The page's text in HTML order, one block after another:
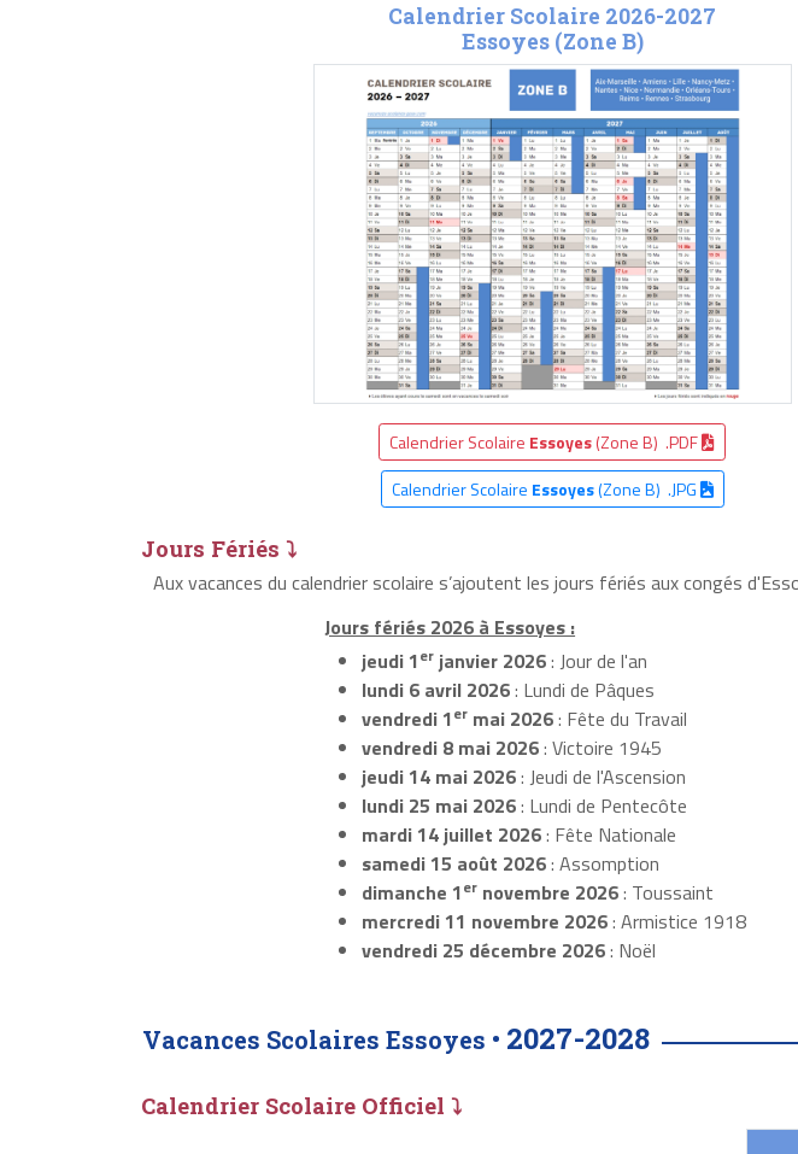
Calendrier Scolaire 2026-2027
Essoyes (Zone B)
Calendrier Scolaire Essoyes(Zone B) .PDF
Calendrier Scolaire Essoyes(Zone B) .JPG
Jours Fériés ⤵
Aux vacances du calendrier scolaire s’ajoutent les jours fériés aux congés
Jours fériés 2026 à Essoyes :
jeudi 1erjanvier 2026: Jour de l'an
lundi 6 avril 2026: Lundi de Pâques
vendredi 1ermai 2026: Fête du Travail
vendredi 8 mai 2026: Victoire 1945
jeudi 14 mai 2026: Jeudi de l'Ascension
lundi 25 mai 2026: Lundi de Pentecôte
mardi 14 juillet 2026: Fête Nationale
samedi 15 août 2026: Assomption
dimanche 1ernovembre 2026: Toussaint
mercredi 11 novembre 2026: Armistice 1918
vendredi 25 décembre 2026: Noël
Vacances Scolaires Essoyes • 2027-2028
Calendrier Scolaire Officiel ⤵